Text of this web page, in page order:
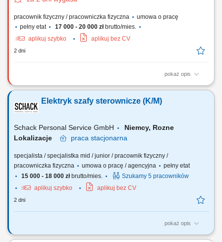
pracownik fizyczny / pracowniczka fizyczna
umowa o pracę
pełny etat
17 000 - 20 000 złbrutto/mies.
aplikuj szybko
aplikuj bez CV
2 dni
pokaż opis
Montaż i budowa tras oraz linii kablowych. Montaż instalacji
oświetlenia oraz rozdzielnic/szaf sterowniczych. Codzienna
komunikacja z Kierownictwem w języku niemieckim.
Elektryk szafy sterownicze (K/M)
Schack Personal Service GmbH
Niemcy, Rozne
Lokalizacje
praca stacjonarna
specjalista / specjalistka mid / junior / pracownik fizyczny /
pracowniczka fizyczna
umowa o pracę / agencyjna
pełny etat
15 000 - 18 000 złbrutto/mies.
Szukamy 5 pracowników
aplikuj szybko
aplikuj bez CV
2 dni
pokaż opis
Opis stanowiska: Montaż szaf sterowniczych na podstawie schematów